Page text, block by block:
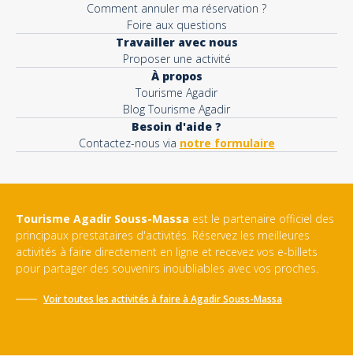
Comment annuler ma réservation ?
Foire aux questions
Travailler avec nous
Proposer une activité
À propos
Tourisme Agadir
Blog Tourisme Agadir
Besoin d'aide ?
Contactez-nous via notre formulaire
Tourisme Agadir Souss-Massa est le partenaire officiel des
principaux prestataires d'activités. Réservez les meilleures
activités à faire directement en ligne et recevez vos e-billets
pour partager des souvenirs inoubliables avec vos proches.
Voir toutes les activités à faire àAgadir Souss-Massa